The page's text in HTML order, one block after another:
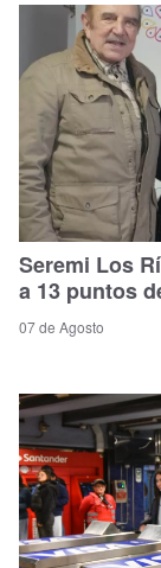
Seremi Los
a 13 puntos
07 de Agosto